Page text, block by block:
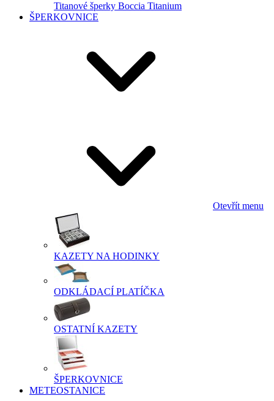
Titanové šperky Boccia Titanium
ŠPERKOVNICE
Otevřít menu
KAZETY NA HODINKY
ODKLÁDACÍ PLATÍČKA
OSTATNÍ KAZETY
ŠPERKOVNICE
METEOSTANICE